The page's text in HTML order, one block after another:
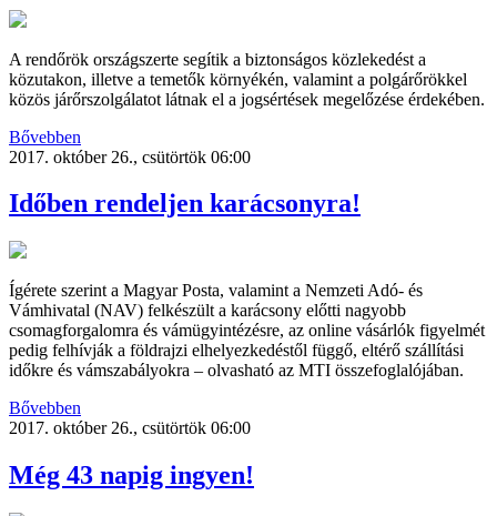
A rendőrök országszerte segítik a biztonságos közlekedést a
közutakon, illetve a temetők környékén, valamint a polgárőrökkel
közös járőrszolgálatot látnak el a jogsértések megelőzése érdekében.
Bővebben
2017. október 26., csütörtök 06:00
Időben rendeljen karácsonyra!
Ígérete szerint a Magyar Posta, valamint a Nemzeti Adó- és
Vámhivatal (NAV) felkészült a karácsony előtti nagyobb
csomagforgalomra és vámügyintézésre, az online vásárlók figyelmét
pedig felhívják a földrajzi elhelyezkedéstől függő, eltérő szállítási
időkre és vámszabályokra – olvasható az MTI összefoglalójában.
Bővebben
2017. október 26., csütörtök 06:00
Még 43 napig ingyen!